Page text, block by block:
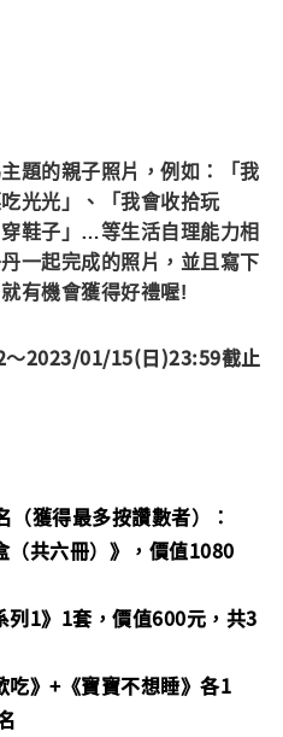
題的親子照片，例如：「我
光光」、「我會收拾玩
鞋子」…等生活自理能力相
一起完成的照片，並且寫下
有機會獲得好禮喔!
2023/01/15(日)23:59截止
（獲得最多按讚數者）：
（共六冊）》，價值1080
列1》1套，價值600元，共3
吃》+《寶寶不想睡》各1